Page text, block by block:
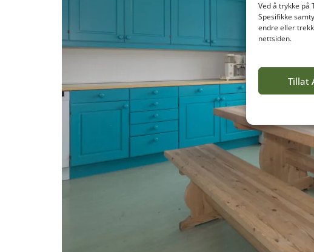
Ved å trykke på
Spesifikke
endre eller
nettsiden.
Tillat